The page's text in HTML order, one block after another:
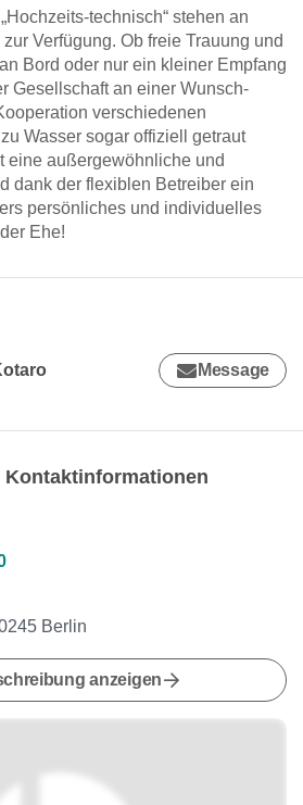
technisch“ stehen an
Verfügung. Ob freie Trauung und
Bord oder nur ein kleiner Empfang
Gesellschaft an einer Wunsch-
verschiedenen
Wasser sogar offiziell getraut
eine außergewöhnliche und
dank der flexiblen Betreiber ein
persönliches und individuelles
Ehe!
Message
Berlin
anzeigen